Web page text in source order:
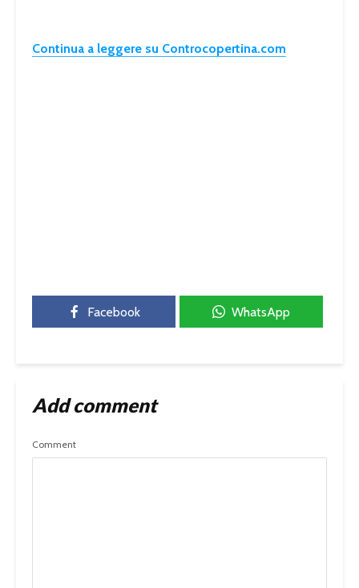
Continua a leggere su Controcopertina.com
Facebook WhatsApp
Add comment
Comment